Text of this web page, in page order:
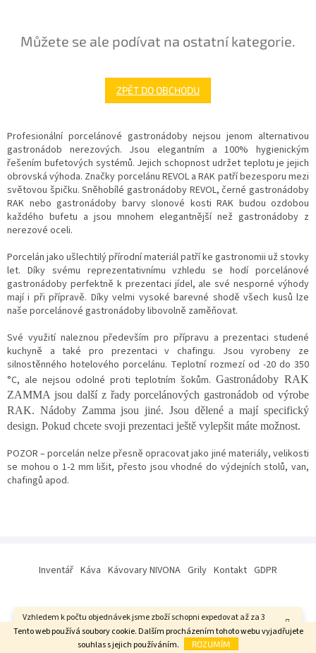
Tento web používá soubory cookie. Dalším procházením tohoto webu vyjadřujete
souhlas s jejich používáním.
ROZUMÍM
Vzhledem k počtu objednávek jsme zboží schopni expedovat až za 3
týdny. Děkujeme za pochopení.
Můžete se ale podívat na ostatní kategorie.
ZPĚT DO OBCHODU
Profesionální porcelánové gastronádoby nejsou jenom alternativou
gastronádob nerezových. Jsou elegantním a 100% hygienickým
řešením bufetových systémů. Jejich schopnost udržet teplotu je jejich
obrovská výhoda. Značky porcelánu REVOL a RAK patří bezesporu mezi
světovou špičku. Sněhobílé gastronádoby REVOL, černé gastronádoby
RAK nebo gastronádoby barvy slonové kosti RAK budou ozdobou
každého bufetu a jsou mnohem elegantnější než gastronádoby z
nerezové oceli.
Porcelán jako ušlechtilý přírodní materiál patří ke gastronomii už stovky
let. Díky svému reprezentativnímu vzhledu se hodí porcelánové
gastronádoby perfektně k prezentaci jídel, ale své nesporné výhody
mají i při přípravě. Díky velmi vysoké barevné shodě všech kusů lze
naše porcelánové gastronádoby libovolně zaměňovat.
Své využití naleznou především pro přípravu a prezentaci studené
kuchyně a také pro prezentaci v chafingu. Jsou vyrobeny ze
silnostěnného hotelového porcelánu. Teplotní rozmezí od -20 do 350
°C, ale nejsou odolné proti teplotním šokům.Gastronádoby RAK
ZAMMA jsou další z řady porcelánových gastronádobod výrobe
RAK. Nádoby Zamma jsou jiné. Jsou dělené a mají specifický
design. Pokud chcete svoji prezentaci ještě vylepšit máte možnost.
POZOR – porcelán nelze přesně opracovat jako jiné materiály, velikosti
se mohou o 1-2 mm lišit, přesto jsou vhodné do výdejních stolů, van,
chafingů apod.
Inventář Káva Kávovary NIVONA Grily Kontakt GDPR
Vytvořil Shoptet